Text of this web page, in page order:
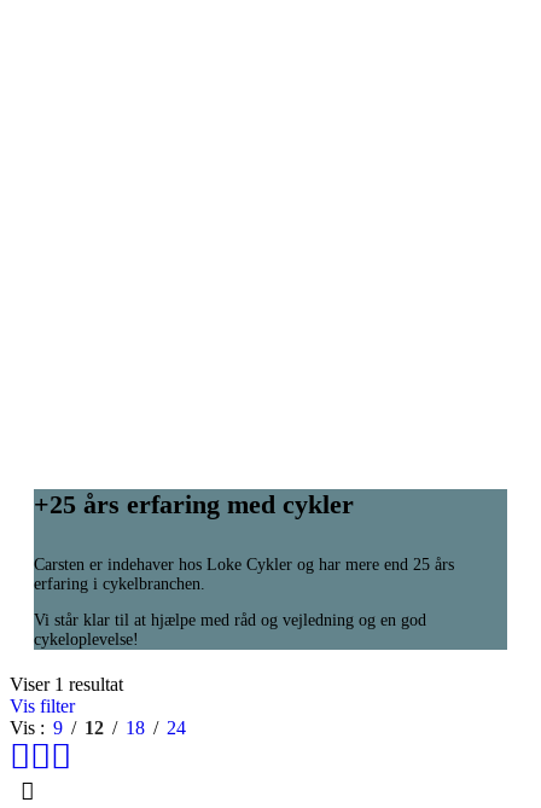
+25 års erfaring med cykler
Carsten er indehaver hos Loke Cykler og har mere end 25 års
erfaring i cykelbranchen.
Vi står klar til at hjælpe med råd og vejledning og en god
cykeloplevelse!
Viser 1 resultat
Vis filter
Vis
9 12 18 24